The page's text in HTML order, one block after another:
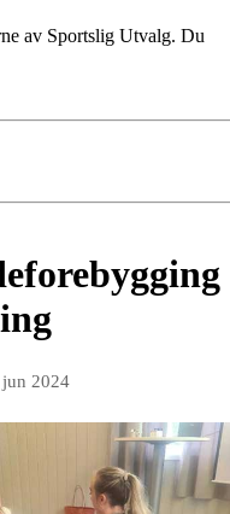
av Sportslig Utvalg. Du
jun 2024